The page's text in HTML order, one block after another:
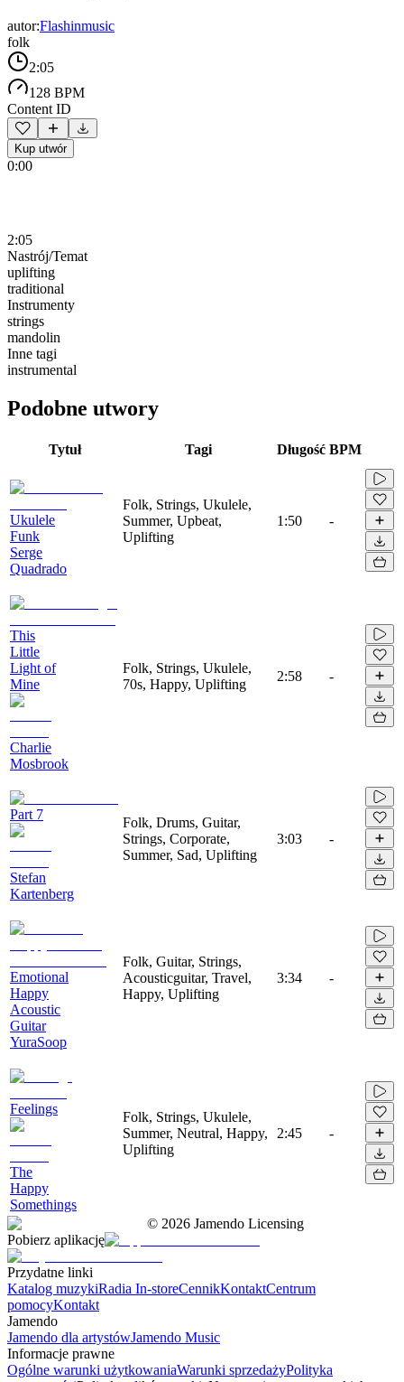
autor:Flashinmusic
folk
2:05
128 BPM
Content ID
Kup utwór
0:00
2:05
Nastrój/Temat
uplifting
traditional
Instrumenty
strings
mandolin
Inne tagi
instrumental
Podobne utwory
Tytuł Tagi Długość BPM
Ukulele
Funk
Serge
Quadrado
Folk, Strings, Ukulele,
Summer, Upbeat,
Uplifting
1:50 -
This
Little
Light of
Mine
Charlie
Mosbrook
Folk, Strings, Ukulele,
70s, Happy, Uplifting
2:58 -
Part 7
Stefan
Kartenberg
Folk, Drums, Guitar,
Strings, Corporate,
Summer, Sad, Uplifting
3:03 -
Emotional
Happy
Acoustic
Guitar
YuraSoop
Folk, Guitar, Strings,
Acousticguitar, Travel,
Happy, Uplifting
3:34 -
Feelings
The
Happy
Somethings
Folk, Strings, Ukulele,
Summer, Neutral, Happy,
Uplifting
2:45 -
© 2026 Jamendo Licensing
Pobierz aplikację
Przydatne linki
Katalog muzykiRadia In-storeCennikKontaktCentrum
pomocyKontakt
Jamendo
Jamendo dla artystówJamendo Music
Informacje prawne
Ogólne warunki użytkowaniaWarunki sprzedażyPolityka